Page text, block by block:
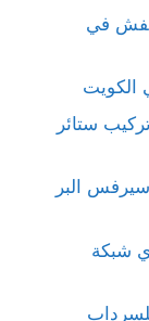
في
الكويت
ستائر
البر
شبكة